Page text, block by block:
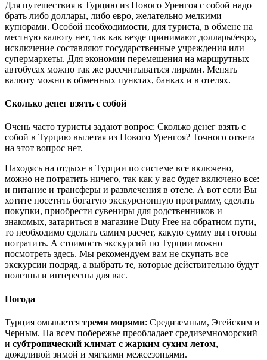
Для путешествия в Турцию из Нового Уренгоя с собой надо
брать либо доллары, либо евро, желательно мелкими
купюрами. Особой необходимости, для туриста, в обмене на
местную валюту нет, так как везде принимают доллары/евро,
исключение составляют государственные учреждения или
супермаркеты. Для экономии перемещения на маршрутных
автобусах можно так же рассчитываться лирами. Менять
валюту можно в обменных пунктах, банках и в отелях.
Сколько денег взять с собой
Очень часто туристы задают вопрос: Сколько денег взять с
собой в Турцию вылетая из Нового Уренгоя? Точного ответа
на этот вопрос нет.
Находясь на отдыхе в Турции по системе все включено,
можно не потратить ничего, так как у вас будет включено все:
и питание и трансферы и развлечения в отеле. А вот если Вы
хотите посетить богатую экскурсионную программу, сделать
покупки, приобрести сувениры для родственников и
знакомых, затариться в магазине Duty Free на обратном пути,
то необходимо сделать самим расчет, какую сумму вы готовы
потратить. А стоимость экскурсий по Турции можно
посмотреть здесь. Мы рекомендуем вам не скупать все
экскурсии подряд, а выбрать те, которые действительно будут
полезны и интересны для вас.
Погода
Турция омывается тремя морями: Средиземным, Эгейским и
Черным. На всем побережье преобладает средиземноморский
и субтропический климат с жарким сухим летом,
дождливой зимой и мягкими межсезоньями.